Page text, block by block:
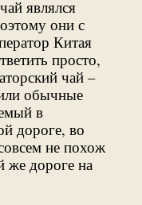
являлся
они с
Китая
просто,
чай –
обычные
в
дороге, во
не похож
же дороге на